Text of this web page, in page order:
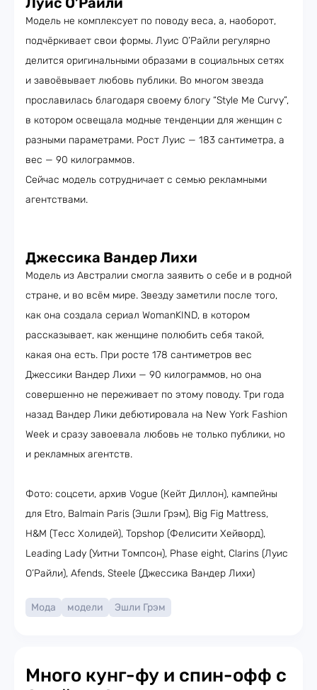
Модель не комплексует по поводу веса, а, наоборот,
подчёркивает свои формы. Луис О’Райли регулярно
делится оригинальными образами в социальных сетях
и завоёвывает любовь публики. Во многом звезда
прославилась благодаря своему блогу “Style Me Curvy”,
в котором освещала модные тенденции для женщин с
разными параметрами. Рост Луис — 183 сантиметра, а
вес — 90 килограммов.
Сейчас модель сотрудничает с семью рекламными
агентствами.
Джессика Вандер Лихи
Модель из Австралии смогла заявить о себе и в родной
стране, и во всём мире. Звезду заметили после того,
как она создала сериал WomanKIND, в котором
рассказывает, как женщине полюбить себя такой,
какая она есть. При росте 178 сантиметров вес
Джессики Вандер Лихи — 90 килограммов, но она
совершенно не переживает по этому поводу. Три года
назад Вандер Лики дебютировала на New York Fashion
Week и сразу завоевала любовь не только публики, но
и рекламных агентств.
Фото: соцсети, архив Vogue (Кейт Диллон), кампейны
для Etro, Balmain Paris (Эшли Грэм), Big Fig Mattress,
H&M (Тесс Холидей), Topshop (Фелисити Хейворд),
Leading Lady (Уитни Томпсон), Phase eight, Clarins (Луис
О’Райли), Afends, Steele (Джессика Вандер Лихи)
Мода модели Эшли Грэм
Много кунг-фу и спин-офф с